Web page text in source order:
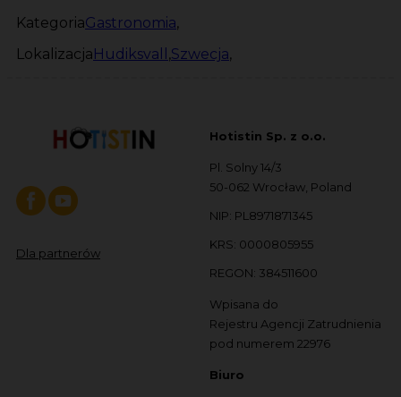
KategoriaGastronomia,
Lokalizacja Hudiksvall ,Szwecja,
Dla partnerów
Hotistin Sp. z o.o.
Pl. Solny 14/3
50-062 Wrocław, Poland
NIP: PL8971871345
KRS: 0000805955
REGON: 384511600
Wpisana do
Rejestru Agencji Zatrudnienia
pod numerem 22976
Biuro